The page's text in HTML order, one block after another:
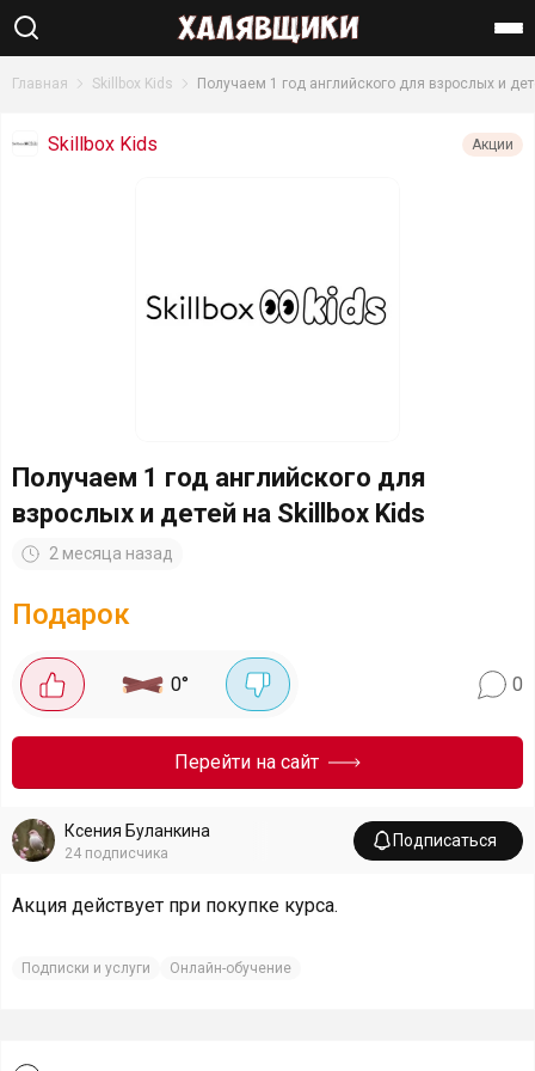
Найти
Главная Skillbox Kids Получаем 1 год английского для взрослых и
Skillbox Kids Акции
Получаем 1 год английского для
взрослых и детей на Skillbox Kids
2 месяца назад
Подарок
0° 0
Перейти на сайт
Ксения Буланкина
24 подписчика
Подписаться
Акция действует при покупке курса.
Подписки и услуги Онлайн-обучение